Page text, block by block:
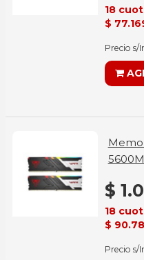
18
$
Precio s/
$
18
$
Precio s/